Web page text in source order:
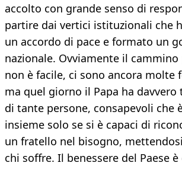
accolto con grande senso di
partire dai vertici istituzionali che
un accordo di pace e formato un
nazionale. Ovviamente il
non è facile, ci sono ancora molte
ma quel giorno il Papa ha
di tante persone, consapevoli che
insieme solo se si è capaci di
un fratello nel bisogno,
chi soffre. Il benessere del Paese